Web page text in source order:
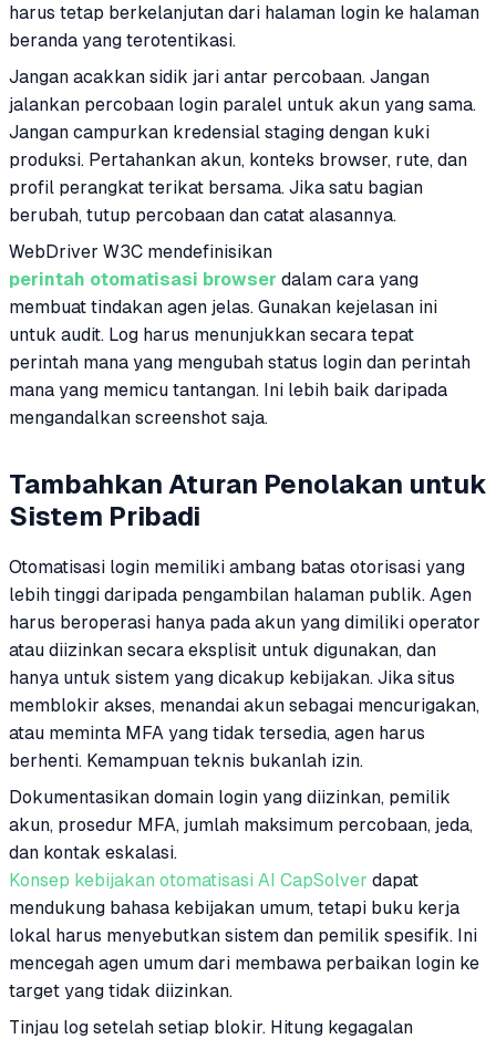
harus tetap berkelanjutan dari halaman login ke halaman
beranda yang terotentikasi.
Jangan acakkan sidik jari antar percobaan. Jangan
jalankan percobaan login paralel untuk akun yang sama.
Jangan campurkan kredensial staging dengan kuki
produksi. Pertahankan akun, konteks browser, rute, dan
profil perangkat terikat bersama. Jika satu bagian
berubah, tutup percobaan dan catat alasannya.
WebDriver W3C mendefinisikan
perintah otomatisasi browser dalam cara yang
membuat tindakan agen jelas. Gunakan kejelasan ini
untuk audit. Log harus menunjukkan secara tepat
perintah mana yang mengubah status login dan perintah
mana yang memicu tantangan. Ini lebih baik daripada
mengandalkan screenshot saja.
Tambahkan Aturan Penolakan untuk
Sistem Pribadi
Otomatisasi login memiliki ambang batas otorisasi yang
lebih tinggi daripada pengambilan halaman publik. Agen
harus beroperasi hanya pada akun yang dimiliki operator
atau diizinkan secara eksplisit untuk digunakan, dan
hanya untuk sistem yang dicakup kebijakan. Jika situs
memblokir akses, menandai akun sebagai mencurigakan,
atau meminta MFA yang tidak tersedia, agen harus
berhenti. Kemampuan teknis bukanlah izin.
Dokumentasikan domain login yang diizinkan, pemilik
akun, prosedur MFA, jumlah maksimum percobaan, jeda,
dan kontak eskalasi.
Konsep kebijakan otomatisasi AI CapSolver dapat
mendukung bahasa kebijakan umum, tetapi buku kerja
lokal harus menyebutkan sistem dan pemilik spesifik. Ini
mencegah agen umum dari membawa perbaikan login ke
target yang tidak diizinkan.
Tinjau log setelah setiap blokir. Hitung kegagalan